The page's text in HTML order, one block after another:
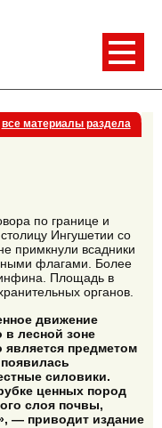
все материалы раздела
по границе и
Ингушетии со
примкнули всадники
флагами. Более
Площадь в
органов.
движение
в лесной зоне
предметом
силовики.
ценных пород
слоя почвы,
— приводит издание